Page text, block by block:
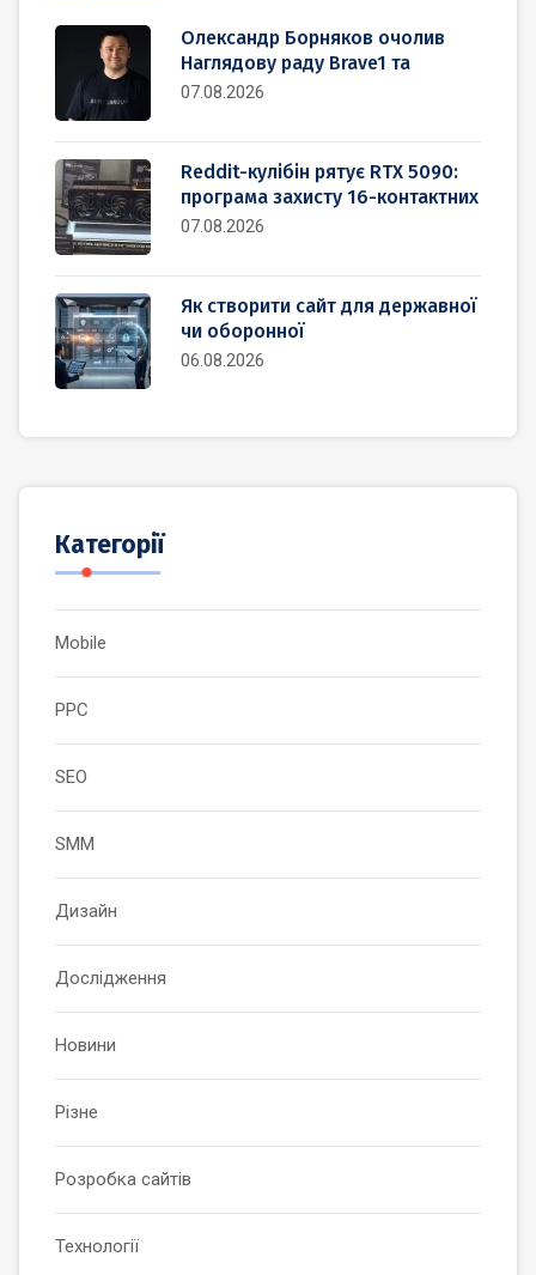
Олександр Борняков очолив
Наглядову раду Brave1 та
07.08.2026
Reddit-кулібін рятує RTX 5090:
програма захисту 16-контактних
07.08.2026
Як створити сайт для державної
чи оборонної
06.08.2026
Категорії
Mobile
PPC
SEO
SMM
Дизайн
Дослідження
Новини
Різне
Розробка сайтів
Технології